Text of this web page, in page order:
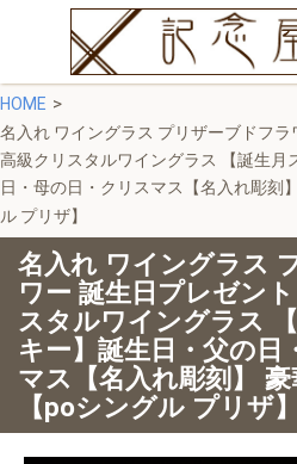
HOME
名入れ ワイングラス プリザーブドフ
高級クリスタルワイングラス 【誕生月
日・母の日・クリスマス【名入れ彫刻
ル プリザ】
名入れ ワイングラス
ワー 誕生日プレゼン
スタルワイングラス
キー】誕生日・父の日
マス【名入れ彫刻】
【poシングル プリザ】
い インテリ
ォール